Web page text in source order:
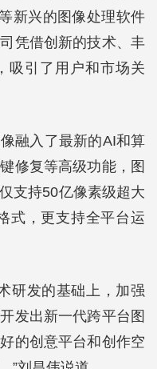
新兴的图像处理软件
凭借创新的技术、丰
吸引了用户和市场关
融入了最新的AI和算
修复等高级功能，图
支持50亿像素级超大
式，更支持全平台运
研发的基础上，加强
发出新一代跨平台图
的创意平台和创作空